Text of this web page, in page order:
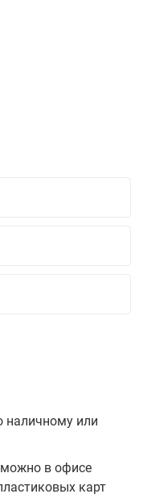
наличному или
в офисе
карт